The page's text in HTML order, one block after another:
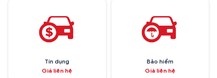
Tín dụng
Giá liên hệ
Bảo hiểm
Giá liên hệ